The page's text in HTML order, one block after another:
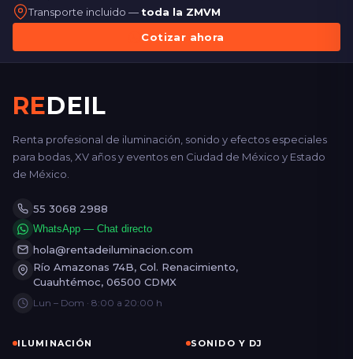
Transporte incluido — toda la ZMVM
Cotizar ahora
REDEIL
Renta profesional de iluminación, sonido y efectos especiales
para bodas, XV años y eventos en Ciudad de México y Estado
de México.
55 3068 2988
WhatsApp — Chat directo
hola@rentadeiluminacion.com
Río Amazonas 74B, Col. Renacimiento,
Cuauhtémoc, 06500 CDMX
Lun – Dom · 8:00 a 20:00 h
ILUMINACIÓN SONIDO Y DJ